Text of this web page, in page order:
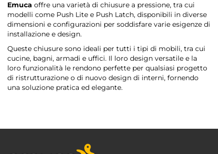
Emuca offre una varietà di chiusure a pressione, tra cui
modelli come Push Lite e Push Latch, disponibili in diverse
dimensioni e configurazioni per soddisfare varie esigenze di
installazione e design.
Queste chiusure sono ideali per tutti i tipi di mobili, tra cui
cucine, bagni, armadi e uffici. Il loro design versatile e la
loro funzionalità le rendono perfette per qualsiasi progetto
di ristrutturazione o di nuovo design di interni, fornendo
una soluzione pratica ed elegante.